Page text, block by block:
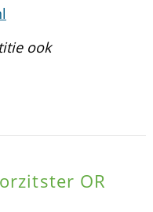
ook
OR